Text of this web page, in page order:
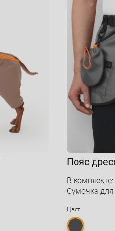
Пояс
В комплекте:
Сумочка
Цвет